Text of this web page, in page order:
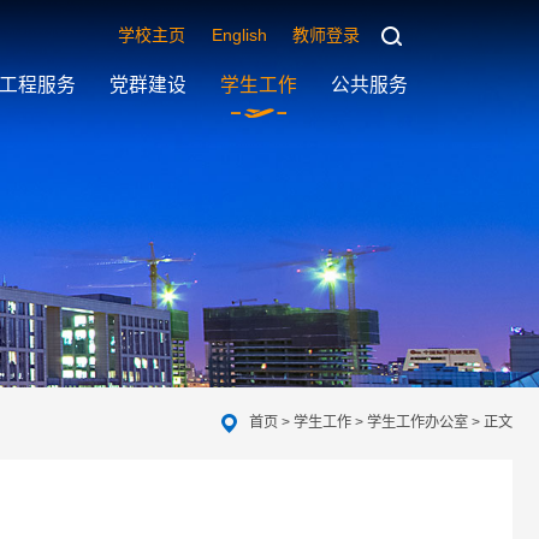
学校主页 English 教师登录
工程服务 党群建设 学生工作 公共服务
首页 > 学生工作 > 学生工作办公室 > 正文